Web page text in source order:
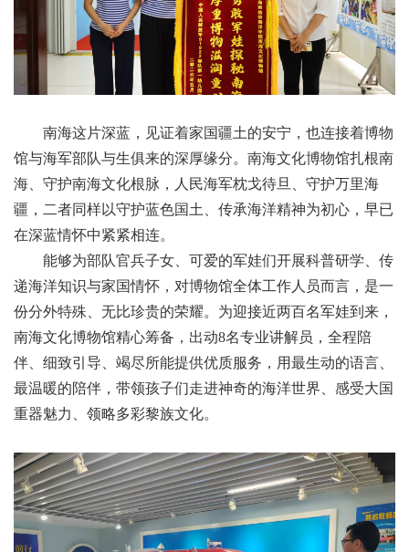
南海这片深蓝，见证着家国疆土的安宁，也连接着博物
馆与海军部队与生俱来的深厚缘分。南海文化博物馆扎根南
海、守护南海文化根脉，人民海军枕戈待旦、守护万里海
疆，二者同样以守护蓝色国土、传承海洋精神为初心，早已
在深蓝情怀中紧紧相连。
能够为部队官兵子女、可爱的军娃们开展科普研学、传
递海洋知识与家国情怀，对博物馆全体工作人员而言，是一
份分外特殊、无比珍贵的荣耀。为迎接近两百名军娃到来，
南海文化博物馆精心筹备，出动8名专业讲解员，全程陪
伴、细致引导、竭尽所能提供优质服务，用最生动的语言、
最温暖的陪伴，带领孩子们走进神奇的海洋世界、感受大国
重器魅力、领略多彩黎族文化。